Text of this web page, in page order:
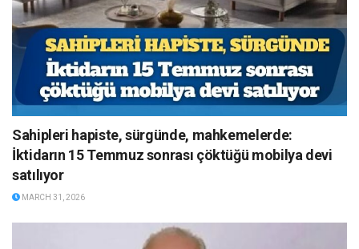
Sahipleri hapiste, sürgünde, mahkemelerde:
İktidarın 15 Temmuz sonrası çöktüğü mobilya devi
satılıyor
MARCH 31, 2026